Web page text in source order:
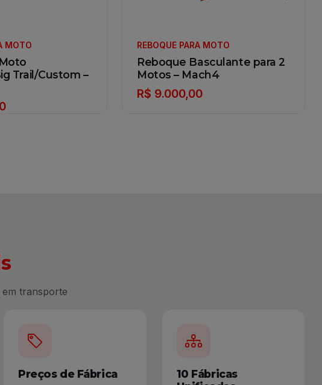
MOTO
Trail/Custom –
REBOQUE PARA MOTO
Reboque Basculante para 2
Motos – Mach4
R$ 9.000,00
em transporte
Preços de Fábrica
10 Fábricas